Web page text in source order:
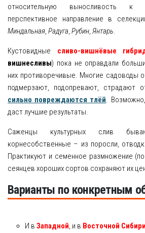
относительную выносливость к
перспективное направление в
Миндальная, Радуга, Рубин, Янтарь.
Кустовидные сливо-вишнёвые
вишнесливы) пока не оправдали
них противоречивые. Многие садоводы
подмерзают, подопревают, страдают
сильно повреждаются тлёй.
даст лучшие результаты.
Саженцы культурных слив
корнесобственные – из поросли,
Практикуют и семенное размножение
сеянцев хороших сортов сохраняют их
Варианты по конкретным
И в Западной, и в Восточной Сибири